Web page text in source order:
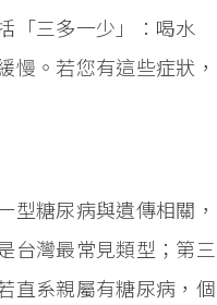
「三多一少」：喝水
慢。若您有這些症狀，
糖尿病與遺傳相關，
台灣最常見類型；第三
直系親屬有糖尿病，個